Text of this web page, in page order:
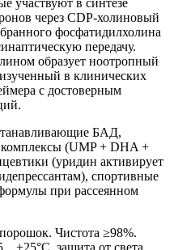
через CDP-холиновый
фосфатидилхолина
передачу.
образует ноотропный
в клинических
с достоверным
БАД,
(UMP + DHA +
(уридин активирует
спортивные
при рассеянном
Чистота ≥98%.
защита от света.